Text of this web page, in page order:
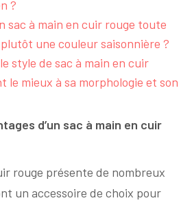
?
sac à main en cuir rouge toute
une couleur saisonnière ?
style de sac à main en cuir
le mieux à sa morphologie et son
d’un sac à main en cuir
rouge présente de nombreux
un accessoire de choix pour